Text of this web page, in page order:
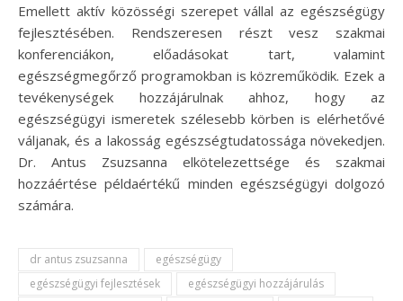
Emellett aktív közösségi szerepet vállal az egészségügy
fejlesztésében. Rendszeresen részt vesz szakmai
konferenciákon, előadásokat tart, valamint
egészségmegőrző programokban is közreműködik. Ezek a
tevékenységek hozzájárulnak ahhoz, hogy az
egészségügyi ismeretek szélesebb körben is elérhetővé
váljanak, és a lakosság egészségtudatossága növekedjen.
Dr. Antus Zsuzsanna elkötelezettsége és szakmai
hozzáértése példaértékű minden egészségügyi dolgozó
számára.
dr antus zsuzsanna
egészségügy
egészségügyi fejlesztések
egészségügyi hozzájárulás